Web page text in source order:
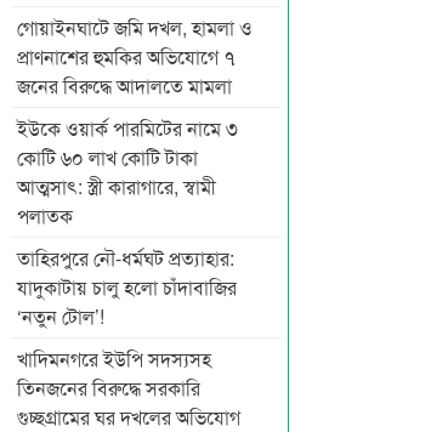
গোয়াইনঘাটে জমি দখল, হামলা ও
প্রাণনাশের হুমকির অভিযোগে ৭
জনের বিরুদ্ধে আদালতে মামলা
ইউকে ওয়ার্ক পারমিটের নামে ৩
কোটি ৬০ লাখ কোটি টাকা
আত্মসাৎ: স্ত্রী কারাগারে, স্বামী
পলাতক
তাহিরপুরে নৌ-ধর্মঘট প্রত্যাহার:
যাদুকাটায় চালু হলো চাঁদাবাজির
‘নতুন টোল’!
খাদিমনগরে ইউপি সদস্যসহ
তিনজনের বিরুদ্ধে সরকারি
গুচ্ছগ্রামের ঘর দখলের অভিযোগ